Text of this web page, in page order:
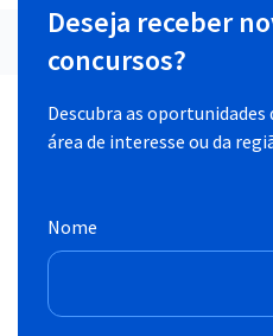
Deseja receber
concursos?
Descubra as
área de interesse ou da
Nome